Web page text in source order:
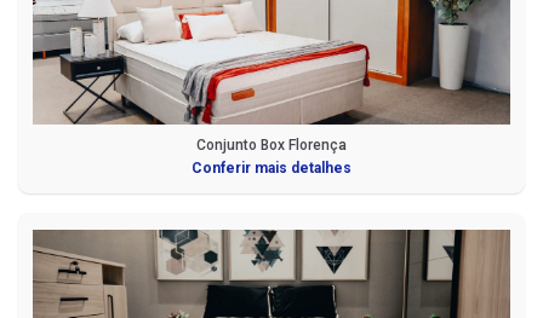
Conjunto Box Florença
Conferir mais detalhes